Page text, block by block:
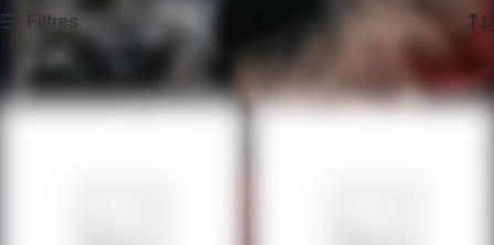
Filtres